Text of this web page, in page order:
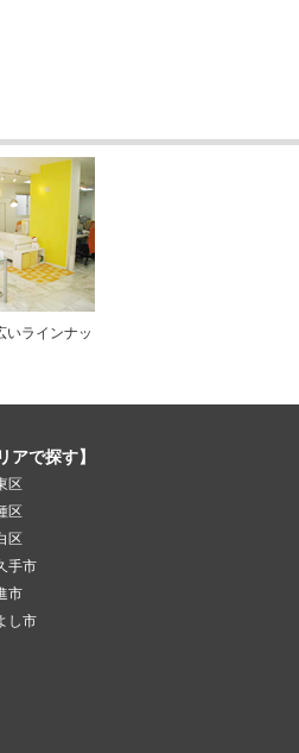
いラインナッ
アで探す】
区
区
区
手市
市
し市